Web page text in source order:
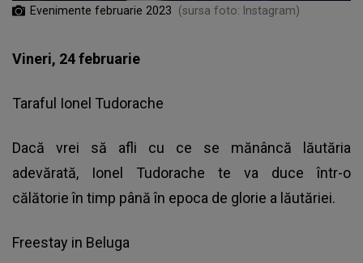
Evenimente februarie 2023 (sursa foto: Instagram)
Vineri, 24 februarie
Taraful Ionel Tudorache
Dacă vrei să afli cu ce se mănâncă lăutăria
adevărată, Ionel Tudorache te va duce într-o
călătorie în timp până în epoca de glorie a lăutăriei.
Freestay in Beluga